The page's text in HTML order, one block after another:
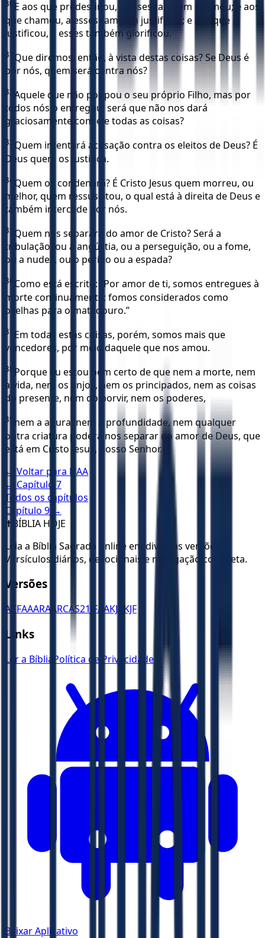
30 E aos que predestinou, a esses também chamou; e aos
que chamou, a esses também justificou; e aos que
justificou, a esses também glorificou.
31
Que diremos, então, à vista destas coisas? Se Deus é
por nós, quem será contra nós?
32 Aquele que não poupou o seu próprio Filho, mas por
todos nós o entregou, será que não nos dará
graciosamente com ele todas as coisas?
33 Quem intentará acusação contra os eleitos de Deus? É
Deus quem os justifica.
34 Quem os condenará? É Cristo Jesus quem morreu, ou
melhor, quem ressuscitou, o qual está à direita de Deus e
também intercede por nós.
35 Quem nos separará do amor de Cristo? Será a
tribulação, ou a angústia, ou a perseguição, ou a fome,
ou a nudez, ou o perigo ou a espada?
36 Como está escrito: “Por amor de ti, somos entregues à
morte continuamente; fomos considerados como
ovelhas para o matadouro.”
37 Em todas estas coisas, porém, somos mais que
vencedores, por meio daquele que nos amou.
38 Porque eu estou bem certo de que nem a morte, nem
a vida, nem os anjos, nem os principados, nem as coisas
do presente, nem do porvir, nem os poderes,
39 nem a altura, nem a profundidade, nem qualquer
outra criatura poderá nos separar do amor de Deus, que
está em Cristo Jesus, nosso Senhor.
← Voltar para NAA
← Capítulo 7
Todos os capítulos
Capítulo 9 →
✝️ BÍBLIA HOJE
Leia a Bíblia Sagrada online em diversas versões.
Versículos diários, devocionais e navegação completa.
Versões
ACFAAARA ARCAS21 JFAAKJA KJF
Links
Ler a Bíblia Política de Privacidade
Baixar Aplicativo